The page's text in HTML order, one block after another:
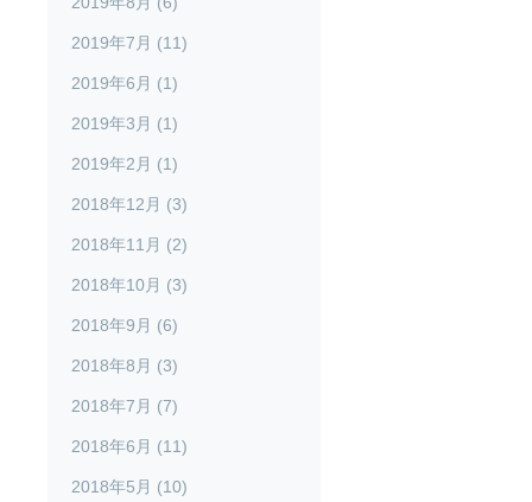
2019年7月 (11)
2019年6月 (1)
2019年3月 (1)
2019年2月 (1)
2018年12月 (3)
2018年11月 (2)
2018年10月 (3)
2018年9月 (6)
2018年8月 (3)
2018年7月 (7)
2018年6月 (11)
2018年5月 (10)